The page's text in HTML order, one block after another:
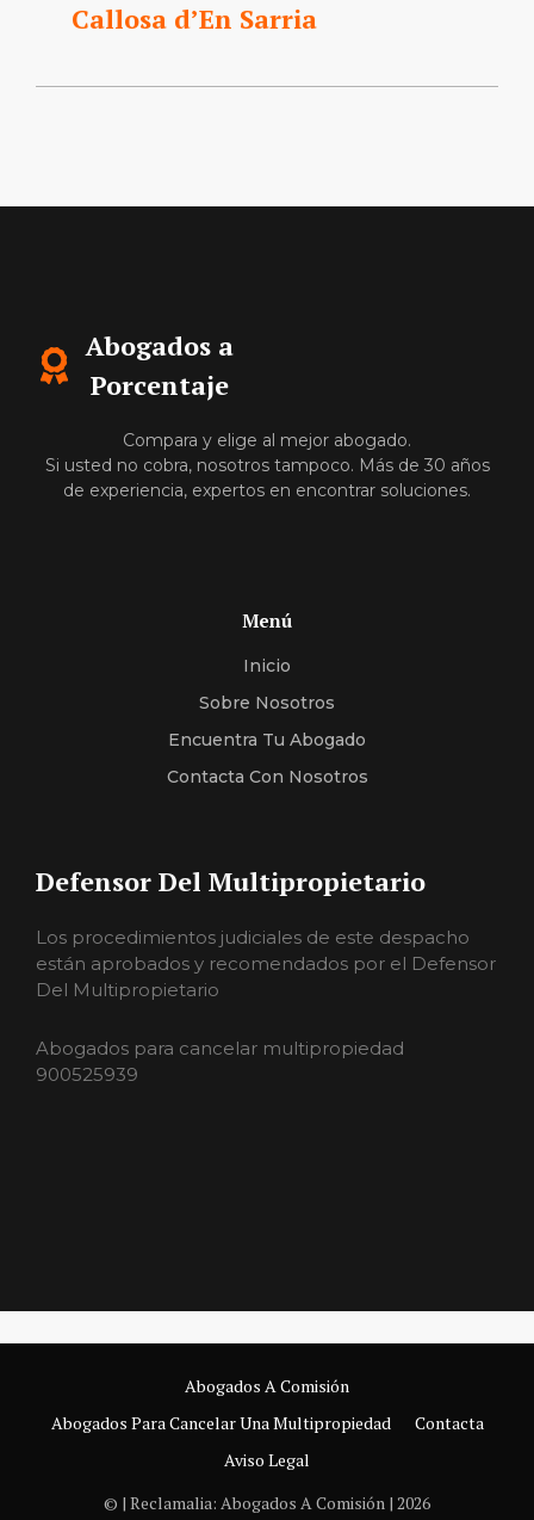
Callosa d’En Sarria
Abogados a
Porcentaje
Compara y elige al mejor abogado.
Si usted no cobra, nosotros tampoco. Más de 30 años
de experiencia, expertos en encontrar soluciones.
Menú
Inicio
Sobre Nosotros
Encuentra Tu Abogado
Contacta Con Nosotros
Defensor Del Multipropietario
Los procedimientos judiciales de este despacho
están aprobados y recomendados por el Defensor
Del Multipropietario
Abogados para cancelar multipropiedad
900525939
Abogados A Comisión
Abogados Para Cancelar Una Multipropiedad
Contacta
Aviso Legal
© | Reclamalia: Abogados A Comisión | 2026